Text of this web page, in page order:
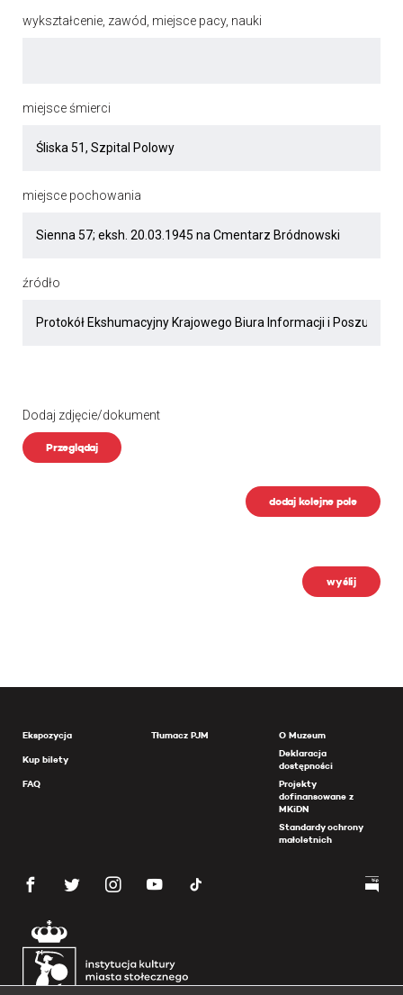
wykształcenie, zawód, miejsce pacy, nauki
miejsce śmierci
miejsce pochowania
źródło
Dodaj zdjęcie/dokument
Przeglądaj
dodaj kolejne pole
wyślij
Ekspozycja
Kup bilety
FAQ
Tłumacz PJM
O Muzeum
Deklaracja
dostępności
Projekty
dofinansowane z
MKiDN
Standardy ochrony
małoletnich